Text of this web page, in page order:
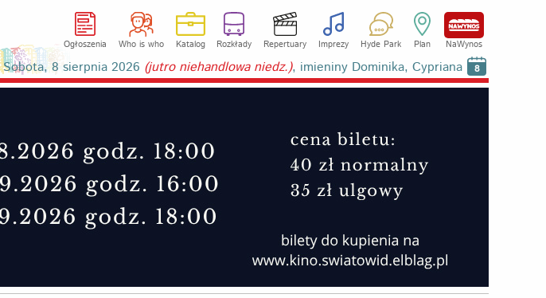
Ogłoszenia Who is who Katalog Rozkłady Repertuary Imprezy Hyde Park Plan NaWynos
Sobota, 8 sierpnia 2026 (jutro niehandlowa niedz.), imieniny Dominika, Cypriana 8